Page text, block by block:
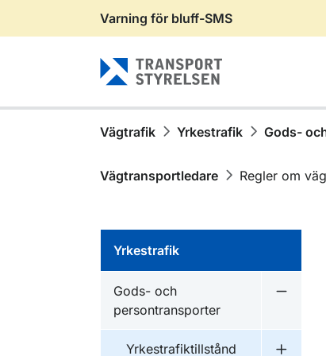
Gå till sidans innehåll
Varning för bluff-SMS
Vägtrafik Yrkestrafik Gods-
Vägtransportledare Regler om
Yrkestrafik
Gods- och
persontransporter
Yrkestrafiktillstånd